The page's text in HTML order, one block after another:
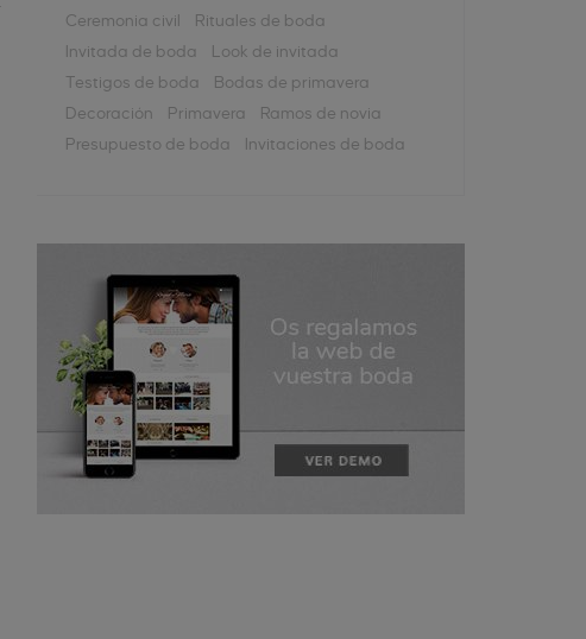
Ceremonia civil
Rituales de boda
Invitada de boda
Look de invitada
Testigos de boda
Bodas de primavera
Decoración
Primavera
Ramos de novia
Presupuesto de boda
Invitaciones de boda